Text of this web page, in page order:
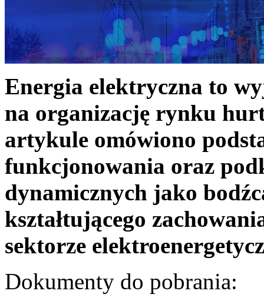
Energia elektryczna to
na organizację rynku
artykule omówiono
funkcjonowania oraz
dynamicznych jako
kształtującego
sektorze
Dokumenty do pobrania: